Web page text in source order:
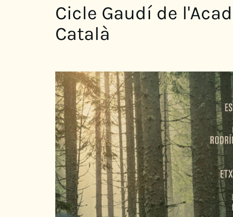
Cicle Gaudí de
Català